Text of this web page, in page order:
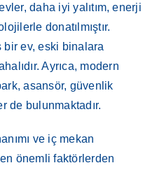
daha iyi yalıtım, enerji
donatılmıştır.
bir ev, eski binalara
Ayrıca, modern
asansör, güvenlik
de bulunmaktadır.
ve iç mekan
önemli faktörlerden